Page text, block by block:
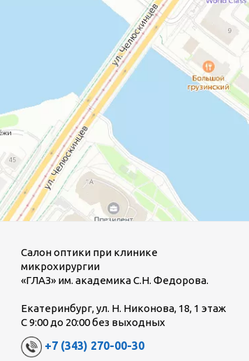
Салон оптики при клинике
микрохирургии
«ГЛАЗ» им. академика С.Н. Федорова.
Екатеринбург, ул. Н. Никонова, 18, 1 этаж
С 9:00 до 20:00 без выходных
+7 (343) 270-00-30